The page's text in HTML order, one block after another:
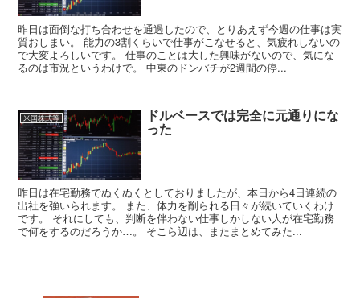
昨日は面倒な打ち合わせを通過したので、とりあえず今週の仕事は実
質おしまい。 能力の3割くらいで仕事がこなせると、気疲れしないの
で大変よろしいです。 仕事のことは大した興味がないので、気にな
るのは市況というわけで。 中東のドンパチが2週間の停...
米国株式等 ドルベースでは完全に元通りにな
った
昨日は在宅勤務でぬくぬくとしておりましたが、本日から4日連続の
出社を強いられます。 また、体力を削られる日々が続いていくわけ
です。 それにしても、判断を伴わない仕事しかしない人が在宅勤務
で何をするのだろうか…。 そこら辺は、またまとめてみた...